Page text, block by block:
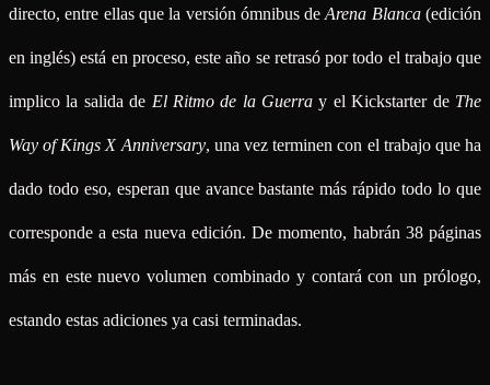
directo, entre ellas que la versión ómnibus deArena Blanca(edición
en inglés) está en proceso, este año se retrasó por todo el trabajo que
implico la salida de El Ritmo de la Guerra y el Kickstarter de The
Way of Kings X Anniversary, una vez terminen con el trabajo que ha
dado todo eso, esperan que avance bastante más rápido todo lo que
corresponde a esta nueva edición. De momento, habrán 38 páginas
más en este nuevo volumen combinado y contará con un prólogo,
estando estas adiciones ya casi terminadas.